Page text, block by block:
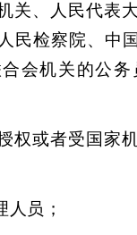
关、人民代表
民检察院、中
会机关的公
权或者受国家
人员；